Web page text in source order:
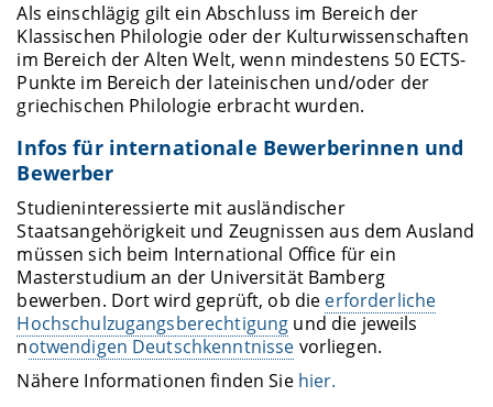
Als einschlägig gilt ein Abschluss im Bereich der
Klassischen Philologie oder der Kulturwissenschaften
im Bereich der Alten Welt, wenn mindestens 50 ECTS-
Punkte im Bereich der lateinischen und/oder der
griechischen Philologie erbracht wurden.
Infos für internationale Bewerberinnen und
Bewerber
Studieninteressierte mit ausländischer
Staatsangehörigkeit und Zeugnissen aus dem Ausland
müssen sich beim International Office für ein
Masterstudium an der Universität Bamberg
bewerben. Dort wird geprüft, ob die erforderliche
Hochschulzugangsberechtigung und die jeweils
notwendigen Deutschkenntnisse vorliegen.
Nähere Informationen finden Sie hier.